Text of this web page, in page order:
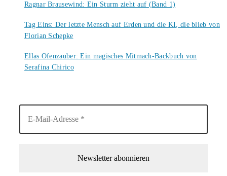
Ragnar Brausewind: Ein Sturm zieht auf (Band 1)
Tag Eins: Der letzte Mensch auf Erden und die KI, die blieb von
Florian Schepke
Ellas Ofenzauber: Ein magisches Mitmach-Backbuch von
Serafina Chirico